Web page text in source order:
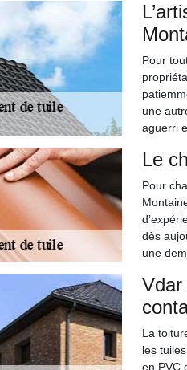
Pour
une
aguerri
Le
Pour
dès
une
Vdar
La
les
en PVC